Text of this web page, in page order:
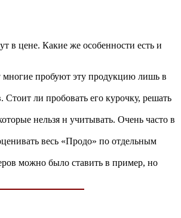
в цене. Какие же особенности есть и
пробуют эту продукцию лишь в
ли пробовать его курочку, решать
нельзя н учитывать. Очень часто в
весь «Продо» по отдельным
можно было ставить в пример, но